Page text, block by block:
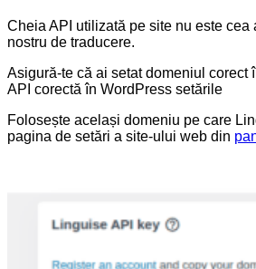
Cheia API utilizată pe site nu este cea
nostru de traducere.
Asigură-te că ai setat domeniul corect
API corectă în WordPress setările
Folosește același domeniu pe care
pagina de setări a site-ului web din